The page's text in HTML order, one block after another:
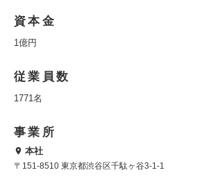
資本金
1億円
従業員数
1771名
事業所
本社
〒151-8510 東京都渋谷区千駄ヶ谷3-1-1